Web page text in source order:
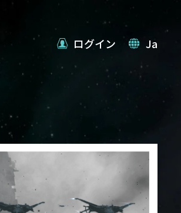
ログイン Ja